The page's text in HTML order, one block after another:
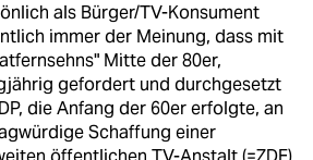
als Bürger/TV-Konsument
immer der Meinung, dass mit
Mitte der 80er,
gefordert und durchgesetzt
die Anfang der 60er erfolgte, an
Schaffung einer